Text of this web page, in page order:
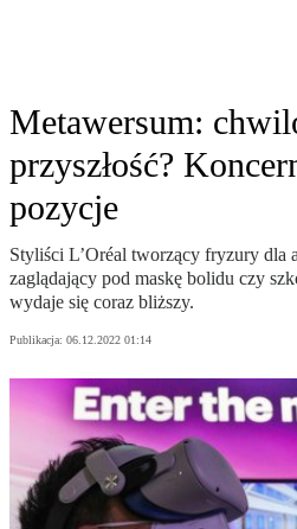
Metawersum:
przyszłość?
pozycje
Styliści L’Oréal tworzący fryzury dla
zaglądający pod maskę bolidu czy
wydaje się coraz bliższy.
Publikacja: 06.12.2022 01:14